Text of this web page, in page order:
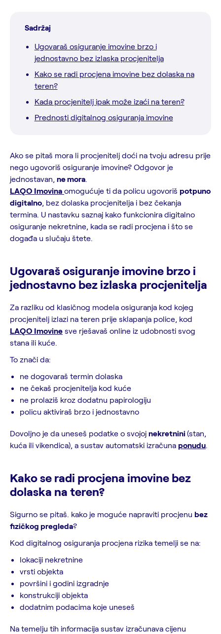
Sadržaj
Ugovaraš osiguranje imovine brzo i
jednostavno bez izlaska procjenitelja
Kako se radi procjena imovine bez dolaska na
teren?
Kada procjenitelj ipak može izaći na teren?
Prednosti digitalnog osiguranja imovine
Ako se pitaš mora li procjenitelj doći na tvoju adresu prije
nego ugovoriš osiguranje imovine? Odgovor je
jednostavan, ne mora.
LAQO Imovina omogućuje ti da policu ugovoriš potpuno
digitalno, bez dolaska procjenitelja i bez čekanja
termina. U nastavku saznaj kako funkcionira digitalno
osiguranje nekretnine, kada se radi procjena i što se
događa u slučaju štete.
Ugovaraš osiguranje imovine brzo i
jednostavno bez izlaska procjenitelja
Za razliku od klasičnog modela osiguranja kod kojeg
procjenitelj izlazi na teren prije sklapanja police, kod
LAQO Imovine sve rješavaš online iz udobnosti svog
stana ili kuće.
To znači da:
ne dogovaraš termin dolaska
ne čekaš procjenitelja kod kuće
ne prolaziš kroz dodatnu papirologiju
policu aktiviraš brzo i jednostavno
Dovoljno je da uneseš podatke o svojoj nekretnini(stan,
kuća ili vikendica), a sustav automatski izračuna ponudu.
Kako se radi procjena imovine bez
dolaska na teren?
Sigurno se pitaš. kako je moguće napraviti procjenu bez
fizičkog pregleda?
Kod digitalnog osiguranja procjena rizika temelji se na:
lokaciji nekretnine
vrsti objekta
površini i godini izgradnje
konstrukciji objekta
dodatnim podacima koje uneseš
Na temelju tih informacija sustav izračunava cijenu